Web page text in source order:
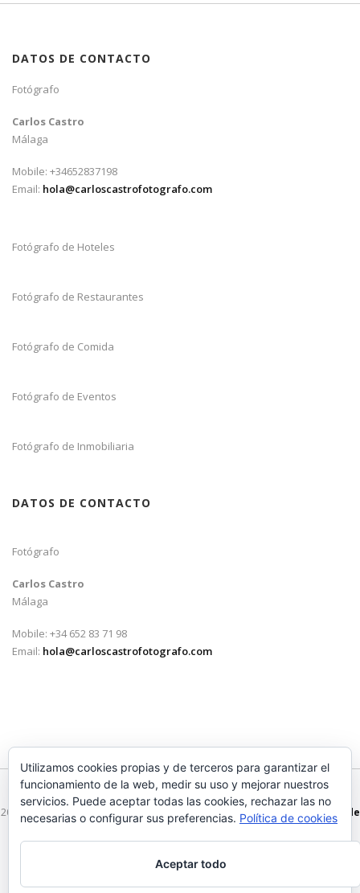
DATOS DE CONTACTO
Fotógrafo
Carlos Castro
Málaga
Mobile: +34652837198
Email: hola@carloscastrofotografo.com
Fotógrafo de Hoteles
Fotógrafo de Restaurantes
Fotógrafo de Comida
Fotógrafo de Eventos
Fotógrafo de Inmobiliaria
DATOS DE CONTACTO
Fotógrafo
Carlos Castro
Málaga
Mobile: +34 652 83 71 98
Email: hola@carloscastrofotografo.com
2026 © Carlos Castro Fotógrafo - hola@carloscastrofotografo.com -
Vídeo de
Boda en Málaga- Aviso Legal -Politica de Privacidad
Utilizamos cookies propias y de terceros para garantizar el
funcionamiento de la web, medir su uso y mejorar nuestros
servicios. Puede aceptar todas las cookies, rechazar las no
necesarias o configurar sus preferencias. Política de cookies
Aceptar todo